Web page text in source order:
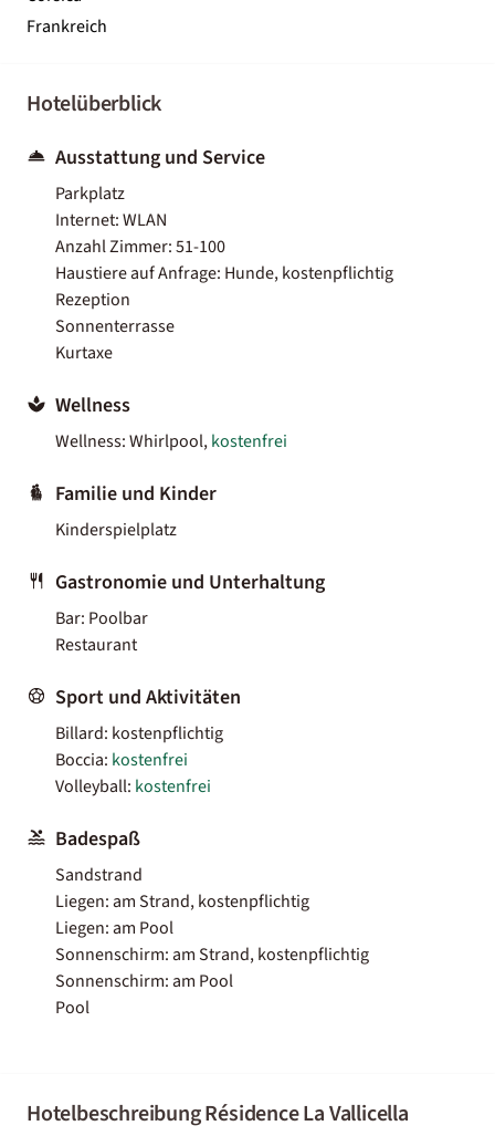
Frankreich
Hotelüberblick
Ausstattung und Service
Parkplatz
Internet: WLAN
Anzahl Zimmer: 51-100
Haustiere auf Anfrage: Hunde, kostenpflichtig
Rezeption
Sonnenterrasse
Kurtaxe
Wellness
Wellness: Whirlpool,kostenfrei
Familie und Kinder
Kinderspielplatz
Gastronomie und Unterhaltung
Bar: Poolbar
Restaurant
Sport und Aktivitäten
Billard: kostenpflichtig
Boccia: kostenfrei
Volleyball: kostenfrei
Badespaß
Sandstrand
Liegen: am Strand, kostenpflichtig
Liegen: am Pool
Sonnenschirm: am Strand, kostenpflichtig
Sonnenschirm: am Pool
Pool
Hotelbeschreibung Résidence La Vallicella